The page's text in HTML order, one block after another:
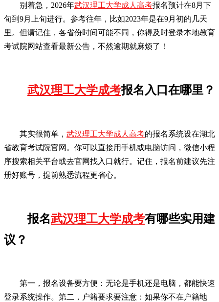
别着急，2026年武汉理工大学成人高考报名预计在8月下
旬到9月上旬进行。参考往年，比如2023年是在9月初的几天
里。但请记住，各省份时间可能不同，你得及时登录本地教育
考试院网站查看最新公告，不然逾期就麻烦了！
武汉理工大学成考报名入口在哪里？
其实很简单， 武汉理工大学成人高考的报名系统设在湖北
省教育考试院官网。你可以直接用手机或电脑访问，微信小程
序搜索相关平台或去官网找入口就行。记住，报名前建议先注
册好账号，提前熟悉流程更省心。
报名武汉理工大学成考有哪些实用建
议？
第一，报名设备要方便：无论是手机还是电脑，都能快速
登录系统操作。第二，户籍要求要注意：如果你不在户籍地